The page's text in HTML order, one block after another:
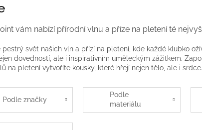
vám nabízí přírodní vlnu a příze na pletení té
pestrý svět našich vln a přízí na pletení, kde každé klubko
dovedností, ale i inspirativním uměleckým zážitkem.
na pletení vytvoříte kousky, které hřejí nejen tělo, ale i
Podle značky
Podle
materiálu